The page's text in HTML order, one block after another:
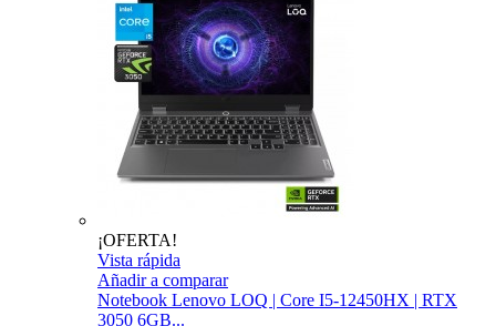
¡OFERTA!
Vista rápida
Añadir a comparar
Notebook Lenovo LOQ | Core I5-12450HX | RTX
3050 6GB...